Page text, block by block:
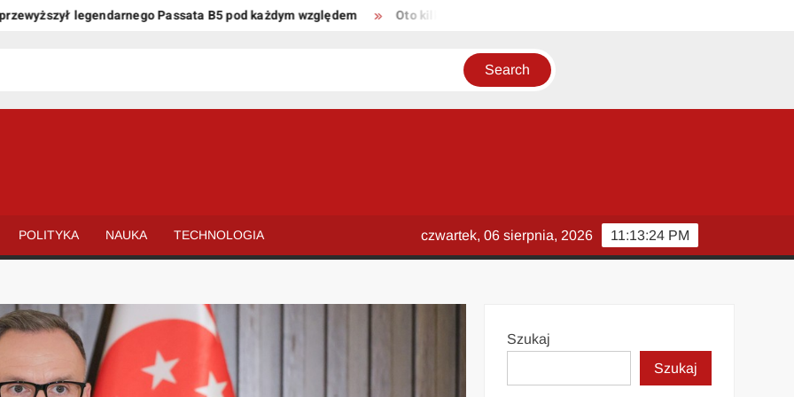
legendarnego Passata B5 pod każdym względem Oto kilka propozycji unikalnych tytułów zachowujących sens oryginału: 1.
POLITYKA NAUKA TECHNOLOGIA 11:13:25 PM
czwartek, 06 sierpnia, 2026
Szukaj
Szukaj